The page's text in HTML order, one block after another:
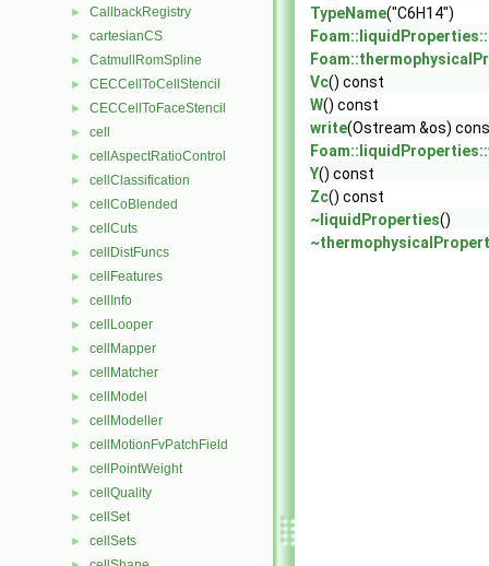
► CallbackRegistry
► cartesianCS
► CatmullRomSpline
► CECCellToCellStencil
► CECCellToFaceStencil
► cell
► cellAspectRatioControl
► cellClassification
► cellCoBlended
► cellCuts
► cellDistFuncs
► cellFeatures
► cellInfo
► cellLooper
► cellMapper
► cellMatcher
► cellModel
► cellModeller
► cellMotionFvPatchField
► cellPointWeight
► cellQuality
► cellSet
► cellSets
TypeName("C6H14")
Vc() const
W() const
write(Ostream &os)
Y() const
Zc() const
~liquidProperties()